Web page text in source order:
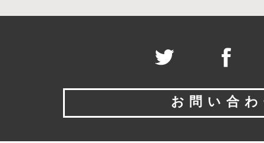
お問い合